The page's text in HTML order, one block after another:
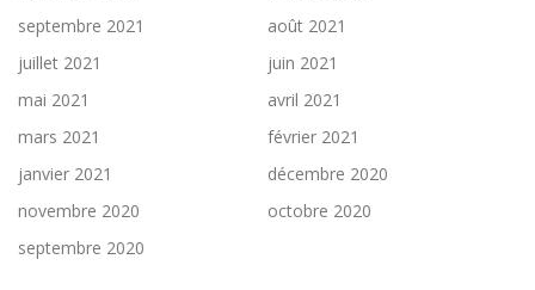
septembre 2021
août 2021
juillet 2021
juin 2021
mai 2021
avril 2021
mars 2021
février 2021
janvier 2021
décembre 2020
novembre 2020
octobre 2020
septembre 2020